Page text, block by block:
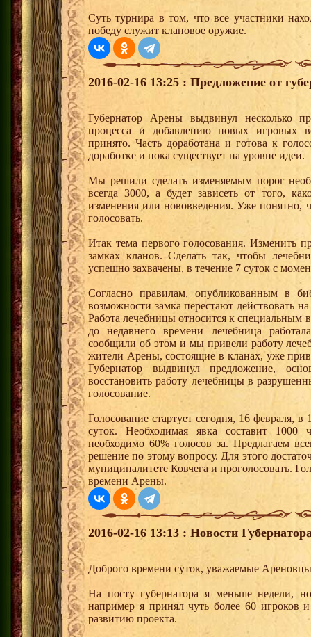
Суть турнира в том, что все участники
победу служит клановое оружие.
2016-02-16 13:25 : Предложение от
Губернатор Арены выдвинул несколько
процесса и добавлению новых игровых
принято. Часть доработана и готова к
доработке и пока существует на уровне идеи.
Мы решили сделать изменяемым порог
всегда 3000, а будет зависеть от того,
изменения или нововведения. Уже понятно,
голосовать.
Итак тема первого голосования. Изменить
замках кланов. Сделать так, чтобы
успешно захвачены, в течение 7 суток с
Согласно правилам, опубликованным в
возможности замка перестают действовать
Работа лечебницы относится к специальным
до недавнего времени лечебница
сообщили об этом и мы привели работу
жители Арены, состоящие в кланах, уже
Губернатор выдвинул предложение,
восстановить работу лечебницы в
голосование.
Голосование стартует сегодня, 16 февраля,
суток. Необходимая явка составит 1000
необходимо 60% голосов за. Предлагаем
решение по этому вопросу. Для этого
муниципалитете Ковчега и проголосовать.
времени Арены.
2016-02-16 13:13 : Новости
Доброго времени суток, уважаемые
На посту губернатора я меньше недели,
например я принял чуть более 60 игроков
развитию проекта.